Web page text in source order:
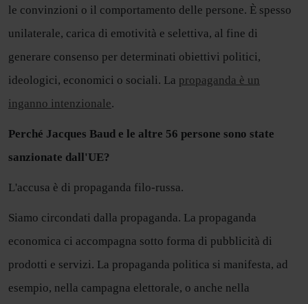
le convinzioni o il comportamento delle persone. È spesso
unilaterale, carica di emotività e selettiva, al fine di
generare consenso per determinati obiettivi politici,
ideologici, economici o sociali. La propaganda è un
inganno intenzionale.
Perché Jacques Baud e le altre 56 persone sono state
sanzionate dall'UE?
L'accusa è di propaganda filo-russa.
Siamo circondati dalla propaganda. La propaganda
economica ci accompagna sotto forma di pubblicità di
prodotti e servizi. La propaganda politica si manifesta, ad
esempio, nella campagna elettorale, o anche nella